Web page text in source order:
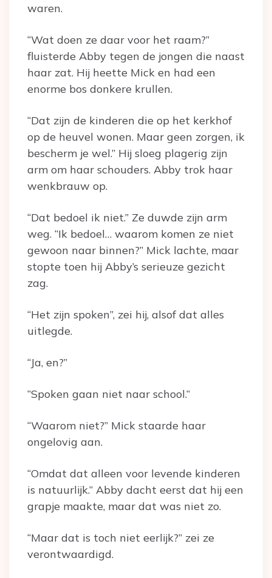
waren.
“Wat doen ze daar voor het raam?”
fluisterde Abby tegen de jongen die naast
haar zat. Hij heette Mick en had een
enorme bos donkere krullen.
“Dat zijn de kinderen die op het kerkhof
op de heuvel wonen. Maar geen zorgen, ik
bescherm je wel.” Hij sloeg plagerig zijn
arm om haar schouders. Abby trok haar
wenkbrauw op.
“Dat bedoel ik niet.” Ze duwde zijn arm
weg. “Ik bedoel… waarom komen ze niet
gewoon naar binnen?” Mick lachte, maar
stopte toen hij Abby’s serieuze gezicht
zag.
“Het zijn spoken”, zei hij, alsof dat alles
uitlegde.
“Ja, en?”
“Spoken gaan niet naar school.”
“Waarom niet?” Mick staarde haar
ongelovig aan.
“Omdat dat alleen voor levende kinderen
is natuurlijk.” Abby dacht eerst dat hij een
grapje maakte, maar dat was niet zo.
“Maar dat is toch niet eerlijk?” zei ze
verontwaardigd.